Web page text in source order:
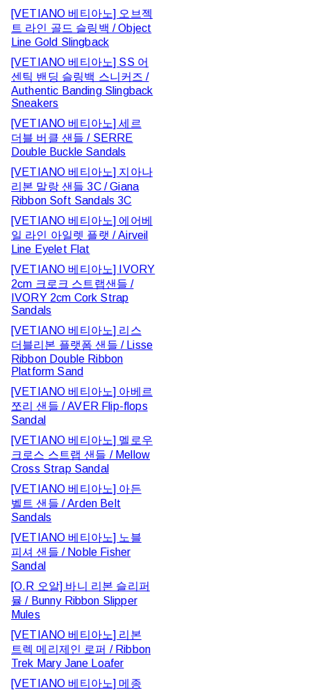
[VETIANO 베티아노] 오브젝
트 라인 골드 슬링백 / Object
Line Gold Slingback
[VETIANO 베티아노] SS 어
센틱 밴딩 슬링백 스니커즈 /
Authentic Banding Slingback
Sneakers
[VETIANO 베티아노] 세르
더블 버클 샌들 / SERRE
Double Buckle Sandals
[VETIANO 베티아노] 지아나
리본 말랑 샌들 3C / Giana
Ribbon Soft Sandals 3C
[VETIANO 베티아노] 에어베
일 라인 아일렛 플랫 / Airveil
Line Eyelet Flat
[VETIANO 베티아노] IVORY
2cm 크로크 스트랩샌들 /
IVORY 2cm Cork Strap
Sandals
[VETIANO 베티아노] 리스
더블리본 플랫폼 샌들 / Lisse
Ribbon Double Ribbon
Platform Sand
[VETIANO 베티아노] 아베르
쪼리 샌들 / AVER Flip-flops
Sandal
[VETIANO 베티아노] 멜로우
크로스 스트랩 샌들 / Mellow
Cross Strap Sandal
[VETIANO 베티아노] 아든
벨트 샌들 / Arden Belt
Sandals
[VETIANO 베티아노] 노블
피셔 샌들 / Noble Fisher
Sandal
[O.R 오알] 바니 리본 슬리퍼
뮬 / Bunny Ribbon Slipper
Mules
[VETIANO 베티아노] 리본
트렉 메리제인 로퍼 / Ribbon
Trek Mary Jane Loafer
[VETIANO 베티아노] 메종